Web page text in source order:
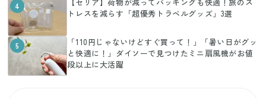
4
トレスを減らす「超優秀トラベルグッズ」3選
5
「110円じゃないけどすぐ買って！」「暑い日がグッ
と快適に！」ダイソーで見つけたミニ扇風機がお値
段以上に大活躍